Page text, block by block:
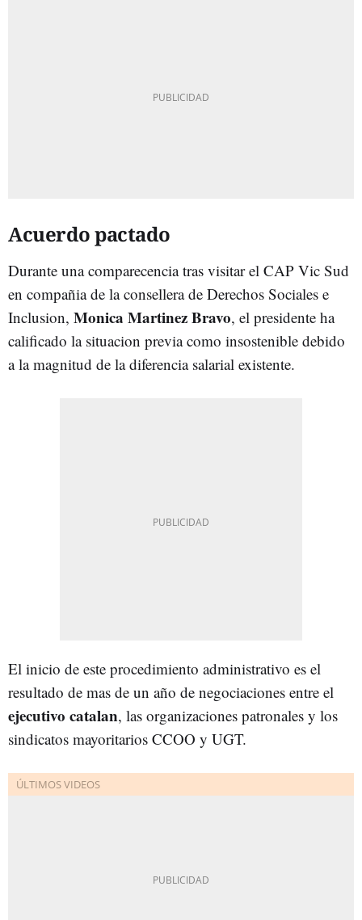
Acuerdo pactado
Durante una comparecencia tras visitar el CAP Vic Sud
en compañia de la consellera de Derechos Sociales e
Inclusion, Monica Martinez Bravo, el presidente ha
calificado la situacion previa como insostenible debido
a la magnitud de la diferencia salarial existente.
El inicio de este procedimiento administrativo es el
resultado de mas de un año de negociaciones entre el
ejecutivo catalan, las organizaciones patronales y los
sindicatos mayoritarios CCOO y UGT.